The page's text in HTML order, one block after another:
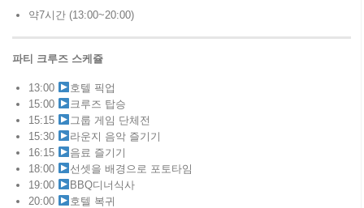
약7시간 (13:00~20:00)
파티 크루즈 스케쥴
13:00
호텔 픽업
15:00
크루즈 탑승
15:15
그룹 게임 단체전
15:30
라운지 음악 즐기기
16:15
음료 즐기기
18:00
선셋을 배경으로 포토타임
19:00
BBQ디너식사
20:00
호텔 복귀